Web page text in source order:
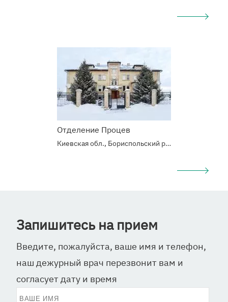
Отделение Процев
Киевская обл., Бориспольский р-н, с.Процев, Б. Хмельницкого 6/10
Запишитесь на прием
Введите, пожалуйста, ваше имя и телефон,
наш дежурный врач перезвонит вам и
согласует дату и время